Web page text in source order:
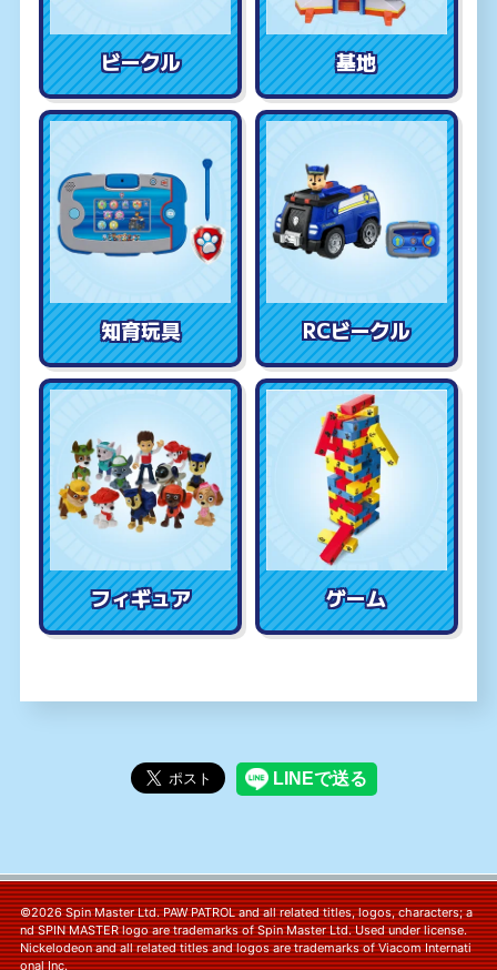
ビークル 基地
知育玩具 RCビークル
フィギュア ゲーム
©2026 Spin Master Ltd. PAW PATROL and all related titles, logos, characters; a
nd SPIN MASTER logo are trademarks of Spin Master Ltd. Used under license.
Nickelodeon and all related titles and logos are trademarks of Viacom Internati
onal Inc.